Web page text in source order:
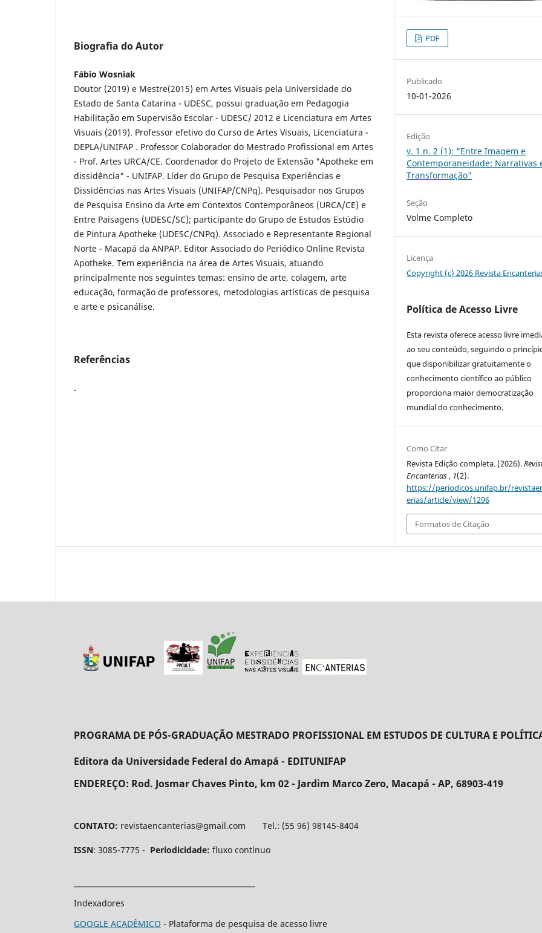
Biografia do Autor
Fábio Wosniak
Doutor (2019) e Mestre(2015) em Artes Visuais pela Universidade do
Estado de Santa Catarina - UDESC, possui graduação em Pedagogia
Habilitação em Supervisão Escolar - UDESC/ 2012 e Licenciatura em Artes
Visuais (2019). Professor efetivo do Curso de Artes Visuais, Licenciatura -
DEPLA/UNIFAP . Professor Colaborador do Mestrado Profissional em Artes
- Prof. Artes URCA/CE. Coordenador do Projeto de Extensão "Apotheke em
dissidência" - UNIFAP. Líder do Grupo de Pesquisa Experiências e
Dissidências nas Artes Visuais (UNIFAP/CNPq). Pesquisador nos Grupos
de Pesquisa Ensino da Arte em Contextos Contemporâneos (URCA/CE) e
Entre Paisagens (UDESC/SC); participante do Grupo de Estudos Estúdio
de Pintura Apotheke (UDESC/CNPq). Associado e Representante Regional
Norte - Macapá da ANPAP. Editor Associado do Periódico Online Revista
Apotheke. Tem experiência na área de Artes Visuais, atuando
principalmente nos seguintes temas: ensino de arte, colagem, arte
educação, formação de professores, metodologias artísticas de pesquisa
e arte e psicanálise.
Referências
.
PDF
Publicado
10-01-2026
Edição
v. 1 n. 2 (1): "Entre Imagem e
Contemporaneidade: Narrativas
Transformação"
Seção
Volme Completo
Licença
Copyright (c) 2026 Revista
Política de Acesso Livre
Esta revista oferece acesso livre
ao seu conteúdo, seguindo o
que disponibilizar gratuitamente o
conhecimento científico ao público
proporciona maior democratização
mundial do conhecimento.
Como Citar
Revista Edição completa. (2026).
Encanterias, 1(2).
https://periodicos.unifap.br/
erias/article/view/1296
Formatos de Citação
PROGRAMA DE PÓS-GRADUAÇÃO MESTRADO PROFISSIONAL EM ESTUDOS DE CULTURA E
Editora da Universidade Federal do Amapá - EDITUNIFAP
ENDEREÇO: Rod. Josmar Chaves Pinto, km 02 - Jardim Marco Zero, Macapá - AP, 68903-419
CONTATO: revistaencanterias@gmail.com Tel.: (55 96) 98145-8404
ISSN: 3085-7775 - Periodicidade: fluxo contínuo
Indexadores
GOOGLE ACADÊMICO - Plataforma de pesquisa de acesso livre